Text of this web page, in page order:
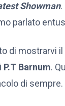
Showman.
parlato
di mostrarvi
P.T Barnum.
di sempre.